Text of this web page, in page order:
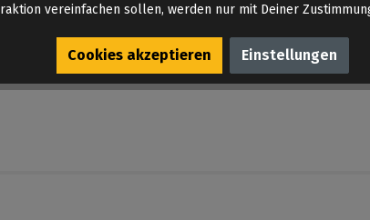
vereinfachen sollen, werden nur mit Deiner
Cookies akzeptieren Einstellungen